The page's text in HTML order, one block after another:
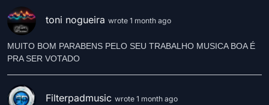
toni nogueira wrote 1 month ago
MUITO BOM PARABENS PELO SEU TRABALHO MUSICA BOA É
Filterpadmusic wrote 1 month ago